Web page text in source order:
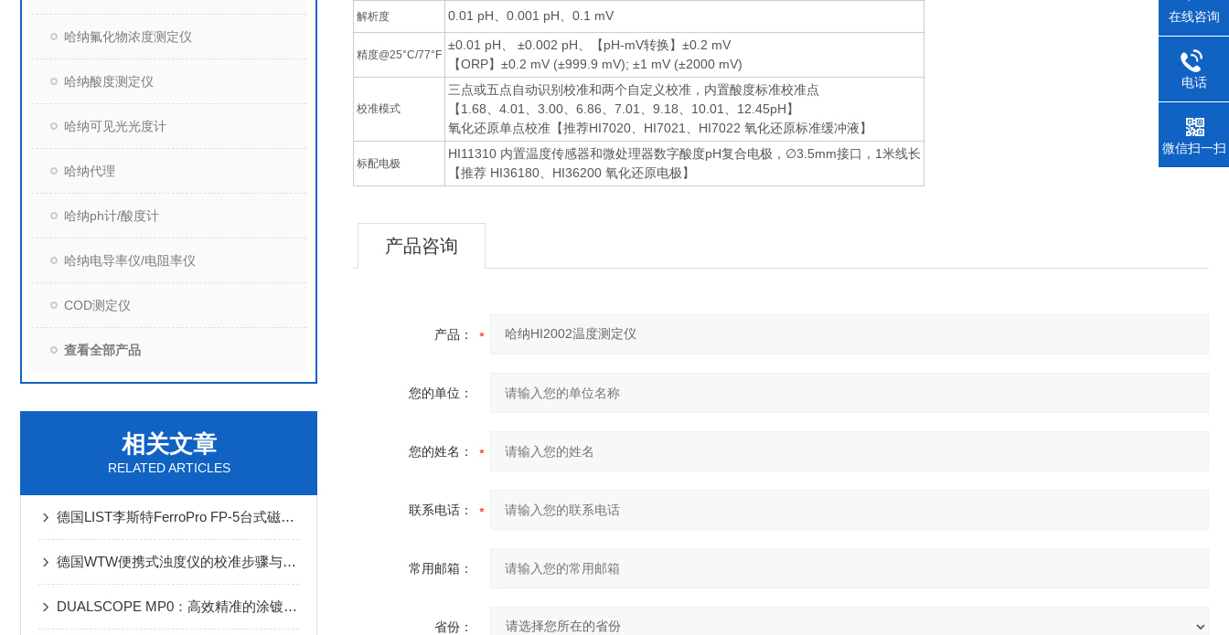
哈纳氟化物浓度测定仪
哈纳酸度测定仪
哈纳可见光光度计
哈纳代理
哈纳ph计/酸度计
哈纳电导率仪/电阻率仪
COD测定仪
查看全部产品
相关文章
RELATED ARTICLES
德国LIST李斯特FerroPro FP-5台式磁导率仪：高精度检测，助力材料质量把控
德国WTW便携式浊度仪的校准步骤与注意事项
DUALSCOPE MP0：高效精准的涂镀层测厚专家，为工业品质保驾护航！
解析度 0.01 pH、0.001 pH、0.1 mV
精度@25°C/77°F
±0.01 pH、 ±0.002 pH、【pH-mV转换】±0.2 mV
【ORP】±0.2 mV (±999.9 mV); ±1 mV (±2000 mV)
校准模式
三点或五点自动识别校准和两个自定义校准，内置酸度标准校准点
【1.68、4.01、3.00、6.86、7.01、9.18、10.01、12.45pH】
氧化还原单点校准【推荐HI7020、HI7021、HI7022 氧化还原标准缓冲液】
标配电极
HI11310 内置温度传感器和微处理器数字酸度pH复合电极，∅3.5mm接口，1米线长
【推荐 HI36180、HI36200 氧化还原电极】
产品咨询
产品：
您的单位：
您的姓名：
联系电话：
常用邮箱：
省份：
在线咨询
电话
微信扫一扫